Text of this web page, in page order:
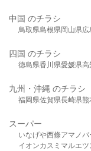
中国 のチラシ
鳥取県島根県岡山県広
四国 のチラシ
徳島県香川県愛媛県高
九州・沖縄 のチラシ
福岡県佐賀県長崎県熊
スーパー
いなげや西條アマノパ
イオンカスミ マルエツ